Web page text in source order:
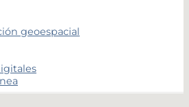
geoespacial